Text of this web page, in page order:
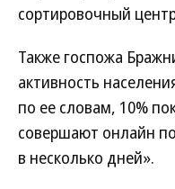
сортировочный
Также госпожа
активность
по ее словам, 10%
совершают онлайн
в несколько дней».